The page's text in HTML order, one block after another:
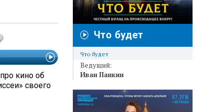
кино об
своего
Что будет
Что будет
Ведущий:
Иван Панкин